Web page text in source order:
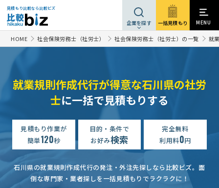
見積もり比較なら比較ビズ
企業を探す 一括見積もり MENU
HOME 社会保険労務士（社労士） 社会保険労務士（社労士）の一覧 就
就業規則作成代行が得意な石川県の社労
士に一括で見積もりする
見積もり作業が
簡単120秒
目的・条件で
お好み検索
完全無料
利用料0円
石川県の就業規則作成代行の発注・外注先探しなら比較ビズ。 面
倒な専門家・業者探しを一括見積もりでラクラクに！